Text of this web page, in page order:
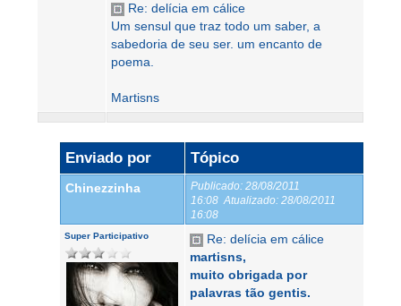
Re: delícia em cálice
Um sensul que traz todo um saber, a
sabedoria de seu ser. um encanto de
poema.
Martisns
Enviado por Tópico
Chinezzinha Publicado: 28/08/2011
16:08 Atualizado: 28/08/2011
16:08
Super Participativo
Re: delícia em cálice
martisns,
muito obrigada por
palavras tão gentis.